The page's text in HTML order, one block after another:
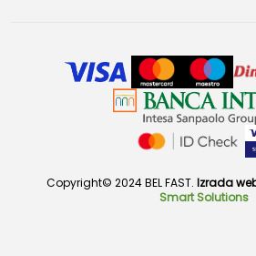
Copyright© 2024 BEL FAST. Izrada
Smart Solutions